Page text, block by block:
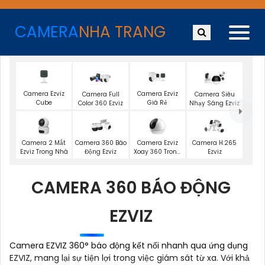
CAMERANHA TRANG
Camera Ezviz
Cube
Camera Full
Color 360 Ezviz
Camera Ezviz
Giá Rẻ
Camera Siêu
Nhạy Sáng Ezviz
Camera 2 Mắt
Ezviz Trong Nhà
Camera 360 Báo
Động Ezviz
Camera Ezviz
Xoay 360 Trong
Camera H.265
Ezviz
CAMERA 360 BÁO ĐỘNG
EZVIZ
Camera EZVIZ 360° báo động kết nối nhanh qua ứng dụng
EZVIZ, mang lại sự tiện lợi trong việc giám sát từ xa. Với khả